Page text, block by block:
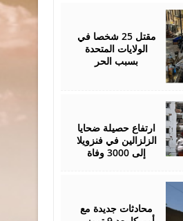
مقتل 25 شخصا في
الولايات المتحدة
بسبب الحر
ارتفاع حصيلة ضحايا
الزلزالين في فنزويلا
إلى 3000 وفاة
2026
محادثات جديدة مع